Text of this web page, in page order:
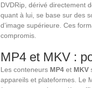
DVDRip, dérivé directement
quant à lui, se base sur des
d’image supérieure. Ces
compromis.
MP4 et MKV :
Les conteneurs MP4 et MKV
appareils et plateformes. Le